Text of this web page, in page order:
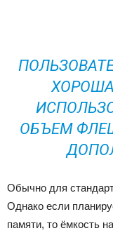
ОБЪЕМ
Обычно для
Однако если
памяти, то ёмкость